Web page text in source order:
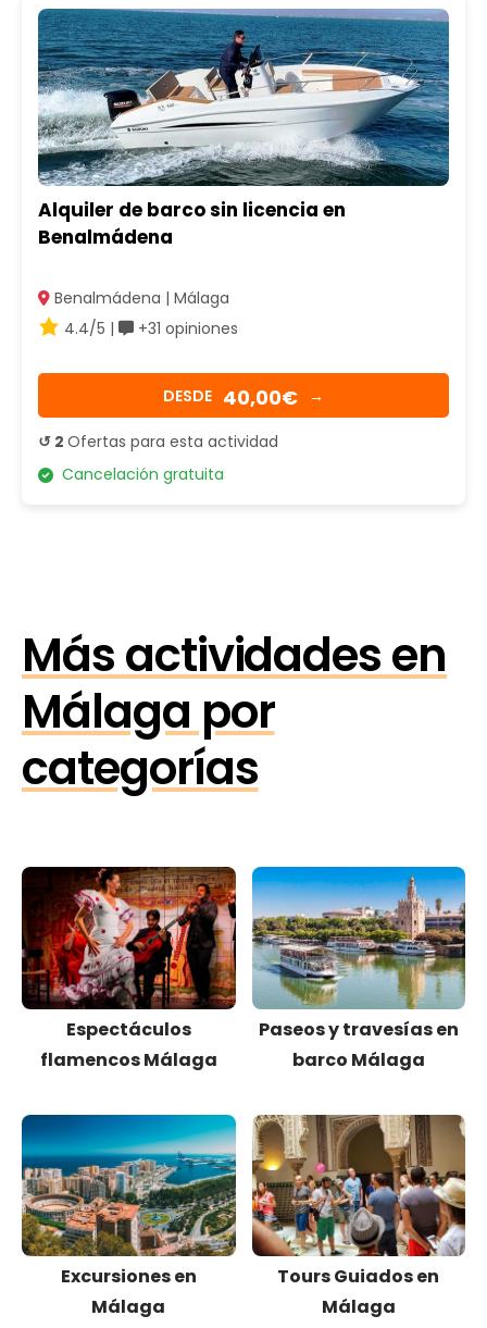
Alquiler de barco sin licencia en
Benalmádena
Benalmádena | Málaga
4.4/5 |
+31 opiniones
DESDE 40,00€ →
↺ 2 Ofertas para esta actividad
Cancelación gratuita
Más actividades en
Málaga por
categorías
Espectáculos
flamencos Málaga
Paseos y travesías en
barco Málaga
Excursiones en
Málaga
Tours Guiados en
Málaga